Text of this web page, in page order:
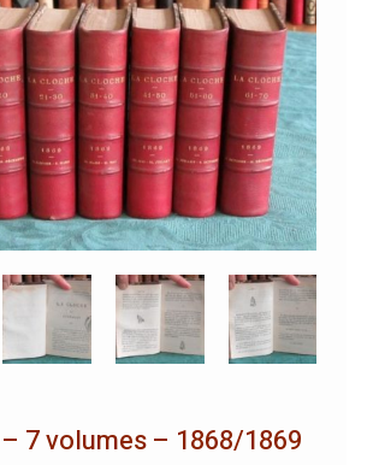
7 volumes – 1868/1869